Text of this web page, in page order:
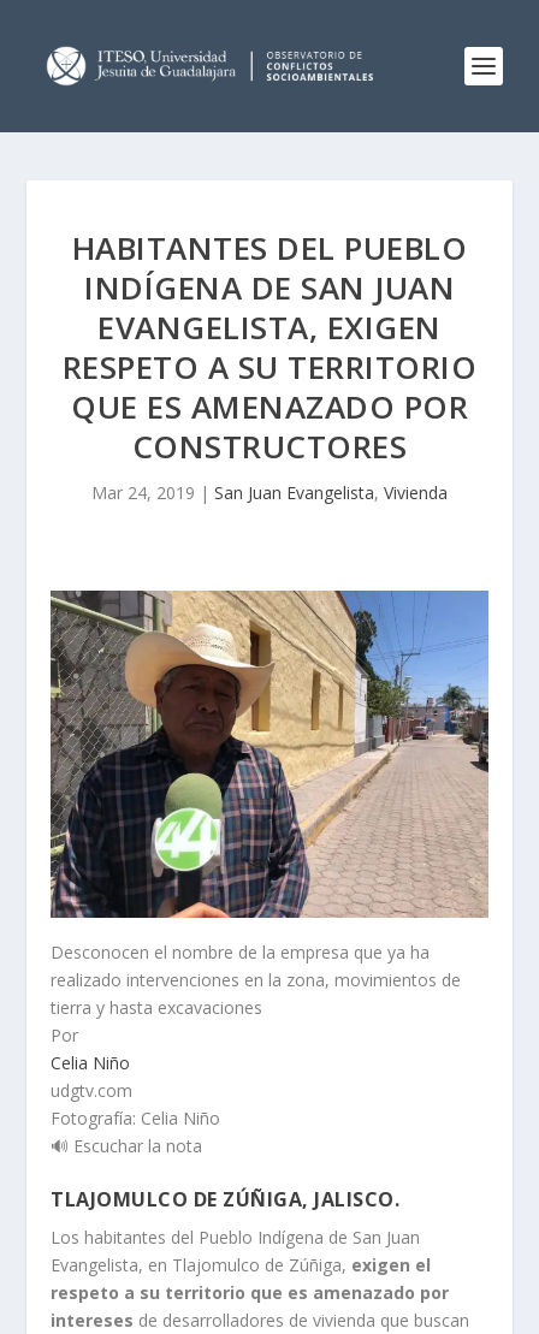
HABITANTES DEL PUEBLO
INDÍGENA DE SAN JUAN
EVANGELISTA, EXIGEN
RESPETO A SU TERRITORIO
QUE ES AMENAZADO POR
CONSTRUCTORES
Mar 24, 2019 | San Juan Evangelista, Vivienda
Desconocen el nombre de la empresa que ya ha
realizado intervenciones en la zona, movimientos de
tierra y hasta excavaciones
Por
Celia Niño
udgtv.com
Fotografía: Celia Niño
🔊 Escuchar la nota
TLAJOMULCO DE ZÚÑIGA, JALISCO.
Los habitantes del Pueblo Indígena de San Juan
Evangelista, en Tlajomulco de Zúñiga, exigen el
respeto a su territorio que es amenazado por
intereses de desarrolladores de vivienda que buscan